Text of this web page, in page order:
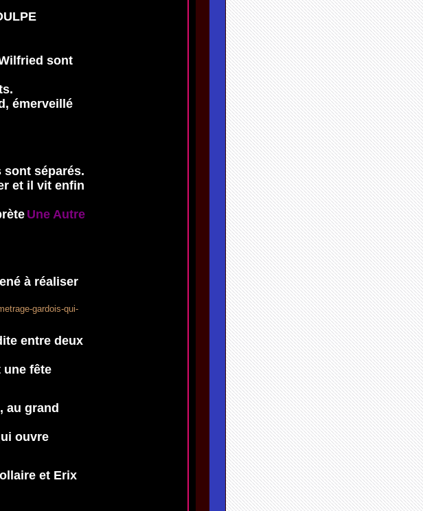
sont
émerveillé
sont séparés.
et il vit enfin
Une Autre
à réaliser
gardois-qui-
entre deux
une fête
au grand
ouvre
et Erix